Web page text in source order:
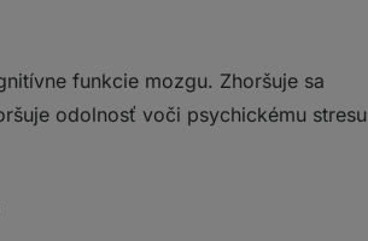
funkcie mozgu. Zhoršuje sa
odolnosť voči psychickému stresu